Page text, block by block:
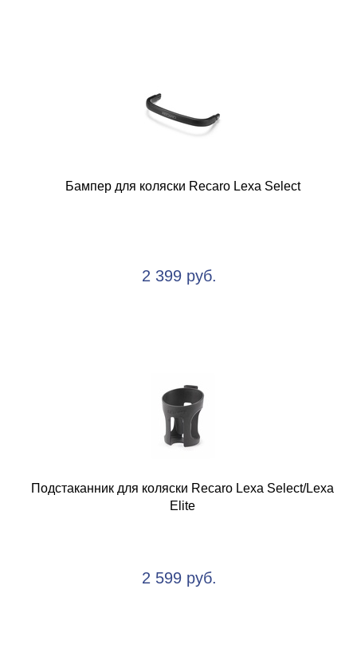
Бампер для коляски Recaro Lexa Select
2 399 руб.
Подстаканник для коляски Recaro Lexa Select/Lexa
Elite
2 599 руб.